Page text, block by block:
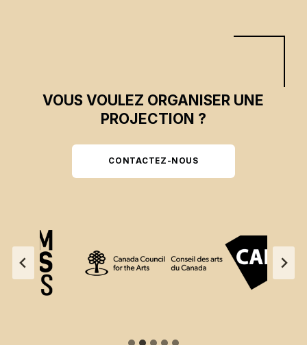
VOUS VOULEZ ORGANISER UNE
PROJECTION ?
CONTACTEZ-NOUS